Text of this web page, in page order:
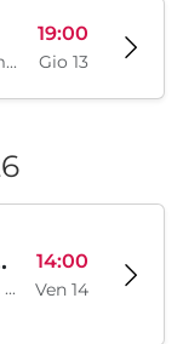
Vidas Art Arena, Kolodrum, Borisova gradina, Sofia, BG
19:00
Gio 13
Varvara
Wake UP Varvara, Varvara, BG
14:00
Ven 14